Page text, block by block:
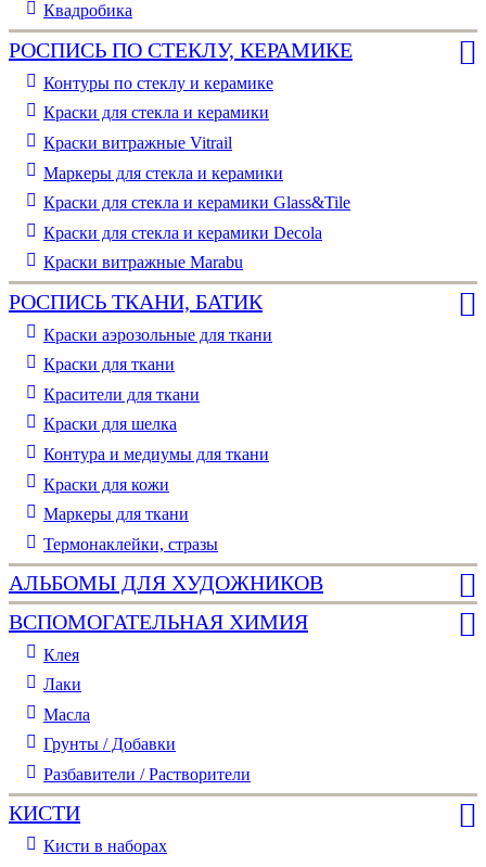
Квадробика
РОСПИСЬ ПО СТЕКЛУ, КЕРАМИКЕ
Контуры по стеклу и керамике
Краски для стекла и керамики
Краски витражные Vitrail
Маркеры для стекла и керамики
Краски для стекла и керамики Glass&Tile
Краски для стекла и керамики Decola
Краски витражные Marabu
РОСПИСЬ ТКАНИ, БАТИК
Краски аэрозольные для ткани
Краски для ткани
Красители для ткани
Краски для шелка
Контура и медиумы для ткани
Краски для кожи
Маркеры для ткани
Термонаклейки, стразы
АЛЬБОМЫ ДЛЯ ХУДОЖНИКОВ
ВСПОМОГАТЕЛЬНАЯ ХИМИЯ
Клея
Лаки
Масла
Грунты / Добавки
Разбавители / Растворители
КИСТИ
Кисти в наборах